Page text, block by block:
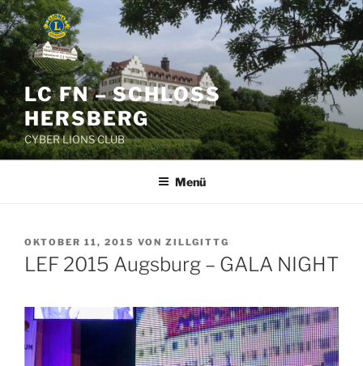
Zum
Inhalt
springen
LC FN – SCHLOSS
HERSBERG
CYBER LIONS CLUB
Menü
VERÖFFENTLICHT
AM
OKTOBER 11, 2015 VON ZILLGITTG
LEF 2015 Augsburg – GALA NIGHT